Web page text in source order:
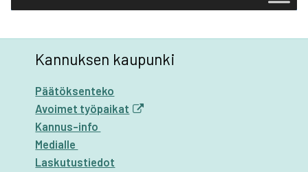
Kannuksen kaupunki
Päätöksenteko
Avoimet työpaikat
Kannus-info
Medialle
Laskutustiedot